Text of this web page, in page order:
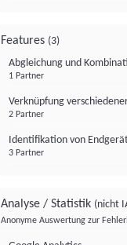
Features (3)
Abgleichung und
1 Partner
Verknüpfung
2 Partner
Identifikation von
3 Partner
Analyse / Statistik (nicht
Anonyme Auswertung zur